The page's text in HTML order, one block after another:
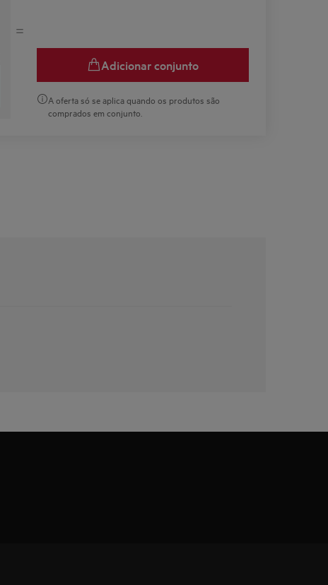
Adicionar conjunto
A oferta só se aplica quando os produtos são
comprados em conjunto.